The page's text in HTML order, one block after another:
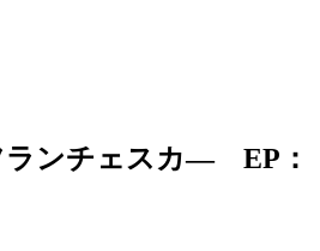
ンチェスカ― EP：